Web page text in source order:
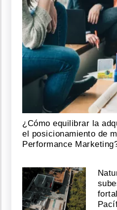
¿Cómo equilibrar la
el posicionamiento de
Performance